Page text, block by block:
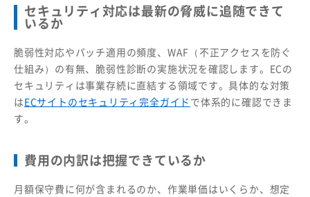
セキュリティ対応は最新の脅威に追随できて
いるか
脆弱性対応やパッチ適用の頻度、WAF（不正アクセスを防ぐ
仕組み）の有無、脆弱性診断の実施状況を確認します。ECの
セキュリティは事業存続に直結する領域です。具体的な対策
はECサイトのセキュリティ完全ガイド で体系的に確認できま
す。
費用の内訳は把握できているか
月額保守費に何が含まれるのか、作業単価はいくらか、想定